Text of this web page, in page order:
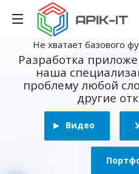
Не хватает базового
Разработка
наша
проблему любой
другие
Видео